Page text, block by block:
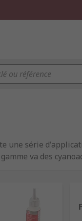
une série
va des
applications